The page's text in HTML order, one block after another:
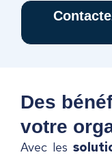
Des
votre
Avec les